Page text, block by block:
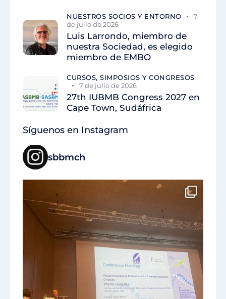
NUESTROS SOCIOS Y ENTORNO
7
de julio de 2026
Luis Larrondo, miembro de
nuestra Sociedad, es elegido
miembro de EMBO
CURSOS, SIMPOSIOS Y CONGRESOS
7 de julio de 2026
27th IUBMB Congress 2027 en
Cape Town, Sudáfrica
Síguenos en Instagram
sbbmch